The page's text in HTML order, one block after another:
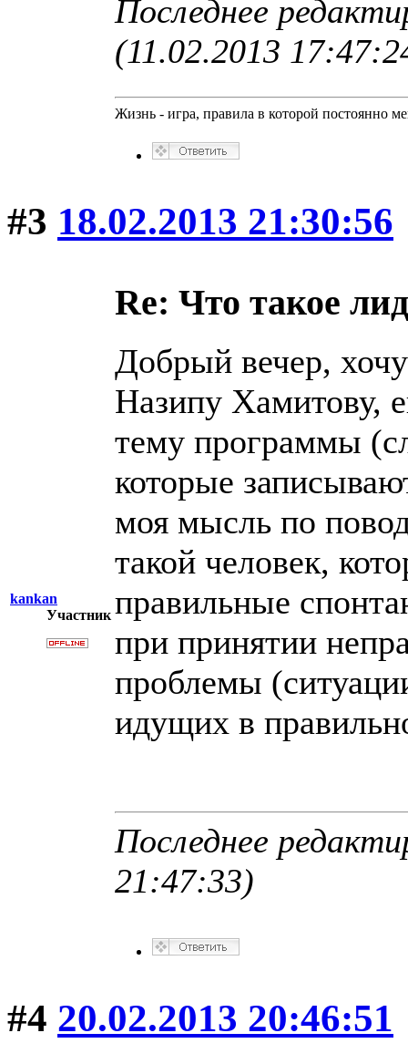
Последнее
(11.02.2013
Жизнь - игра, правила в которой постоянно
#3 18.02.2013 21:30:56
kankan
Участник
Re: Что такое
Добрый вечер,
Назипу Хамитову,
тему программы
которые
моя мысль по
такой человек,
правильные
при принятии
проблемы
идущих в
Последнее
21:47:33)
#4 20.02.2013 20:46:51